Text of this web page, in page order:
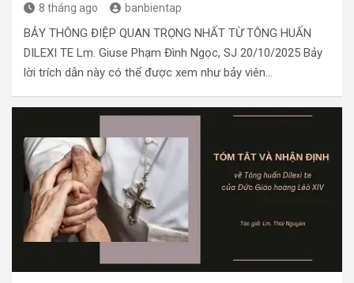
8 tháng ago banbientap
BẢY THÔNG ĐIỆP QUAN TRỌNG NHẤT TỪ TÔNG HUẤN
DILEXI TE Lm. Giuse Phạm Đình Ngọc, SJ 20/10/2025 Bảy
lời trích dẫn này có thể được xem như bảy viên…